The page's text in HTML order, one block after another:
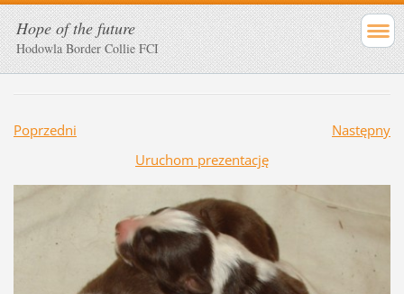
Hope of the future
Hodowla Border Collie FCI
Poprzedni
Następny
Uruchom prezentację